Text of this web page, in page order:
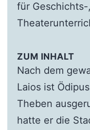
für
ZUM INHALT
Nach dem
Laios ist
Theben
hatte er die